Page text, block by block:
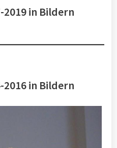
2019 in Bildern
2016 in Bildern